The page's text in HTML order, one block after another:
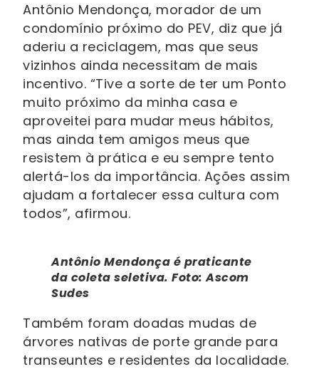
Antônio Mendonça, morador de um
condomínio próximo do PEV, diz que já
aderiu a reciclagem, mas que seus
vizinhos ainda necessitam de mais
incentivo. “Tive a sorte de ter um Ponto
muito próximo da minha casa e
aproveitei para mudar meus hábitos,
mas ainda tem amigos meus que
resistem à prática e eu sempre tento
alertá-los da importância. Ações assim
ajudam a fortalecer essa cultura com
todos”, afirmou.
Antônio Mendonça é praticante
da coleta seletiva. Foto: Ascom
Sudes
Também foram doadas mudas de
árvores nativas de porte grande para
transeuntes e residentes da localidade.